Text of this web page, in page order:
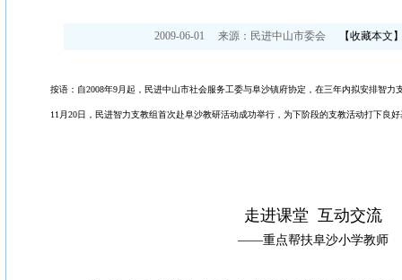
2009-06-01 来源： 民进中山市委会 【收藏本文
按语：自2008年9月起，民进中山市社会服务工委与阜沙镇府协定，在三年内拟安排智力
11月20日，民进智力支教组首次赴阜沙教研活动成功举行，为下阶段的支教活动打下良好
走进课堂 互动交流
——重点帮扶阜沙小学教师